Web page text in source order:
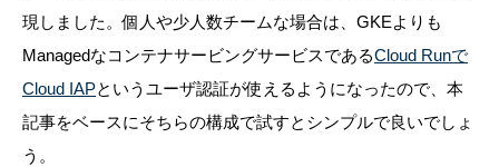
現しました。個人や少人数チームな場合は、GKEよりも
ManagedなコンテナサービングサービスであるCloud Runで
Cloud IAPというユーザ認証が使えるようになったので、本
記事をベースにそちらの構成で試すとシンプルで良いでしょ
う。